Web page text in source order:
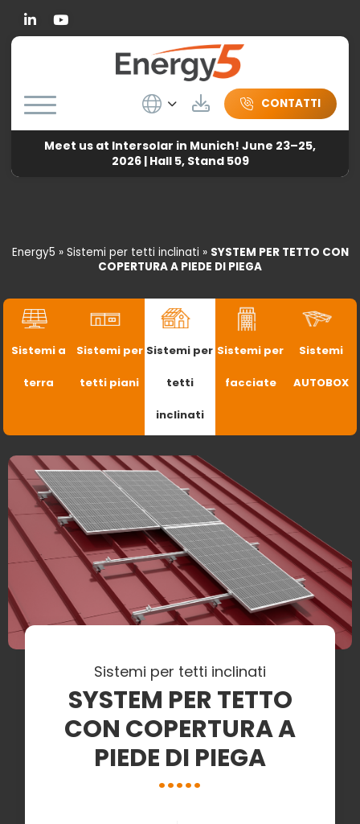
Wybierz język
Herunterladen
CONTATTI
Meet us at Intersolar in Munich! June 23–25,
2026 | Hall 5, Stand 509
Energy5 » Sistemi per tetti inclinati » SYSTEM PER TETTO CON
COPERTURA A PIEDE DI PIEGA
Sistemi a
terra
Sistemi per
tetti piani
Sistemi per
tetti
inclinati
Sistemi per
facciate
Sistemi
AUTOBOX
Sistemi per tetti inclinati
SYSTEM PER TETTO
CON COPERTURA A
PIEDE DI PIEGA